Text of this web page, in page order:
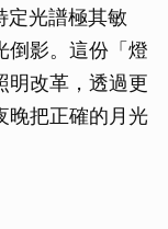
定光譜極其敏
倒影。這份「燈
明改革，透過更
晚把正確的月光